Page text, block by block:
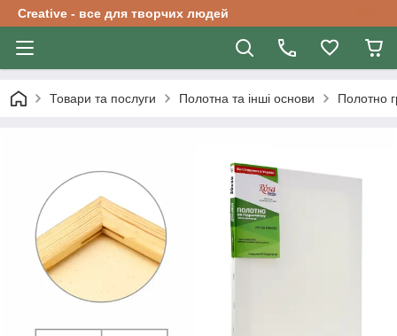
Creative - все для творчих людей
Товари та послуги Полотна та інші основи Полотно